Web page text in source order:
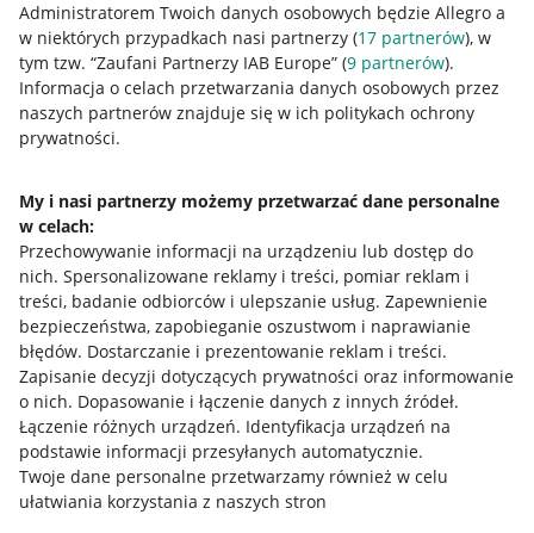
Administratorem Twoich danych osobowych będzie Allegro a
w niektórych przypadkach nasi partnerzy (17 partnerów), w
tym tzw. “Zaufani Partnerzy IAB Europe” (9 partnerów).
Informacja o celach przetwarzania danych osobowych przez
naszych partnerów znajduje się w ich politykach ochrony
prywatności.
My i nasi partnerzy możemy przetwarzać dane personalne
w celach:
Przechowywanie informacji na urządzeniu lub dostęp do
nich. Spersonalizowane reklamy i treści, pomiar reklam i
treści, badanie odbiorców i ulepszanie usług. Zapewnienie
bezpieczeństwa, zapobieganie oszustwom i naprawianie
błędów. Dostarczanie i prezentowanie reklam i treści.
Zapisanie decyzji dotyczących prywatności oraz informowanie
o nich. Dopasowanie i łączenie danych z innych źródeł.
Łączenie różnych urządzeń. Identyfikacja urządzeń na
podstawie informacji przesyłanych automatycznie.
Twoje dane personalne przetwarzamy również w celu
ułatwiania korzystania z naszych stron
Przydatne informacje
Jak to działa
Allegro Gadane dla sprzedających
Allegro Gadane dla kupujących
Mapa miejscowości
Informacje prawne
Regulamin
Polityka plików "cookies"
Ustawienia plików "cookies"